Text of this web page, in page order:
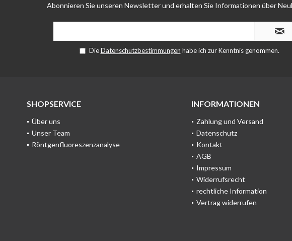
Abonnieren Sie unseren Newsletter und erhalten Sie Informationen über
DieDatenschutzbestimmungen habe ich zur Kenntnis genommen.
SHOPSERVICE
Über uns
Unser Team
Röntgenfluoreszenzanalyse
INFORMATIONEN
Zahlung und Versand
Datenschutz
Kontakt
AGB
Impressum
Widerrufsrecht
rechtliche Information
Vertrag widerrufen